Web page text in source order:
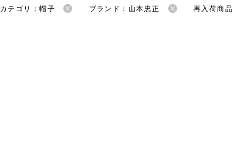
カテゴリ：帽子 ブランド：山本忠正 再入荷商品